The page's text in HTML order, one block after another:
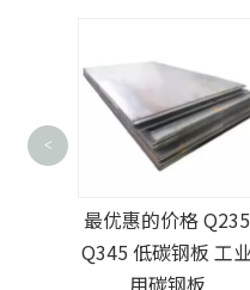
多功能透明塑料包装
圆管
<